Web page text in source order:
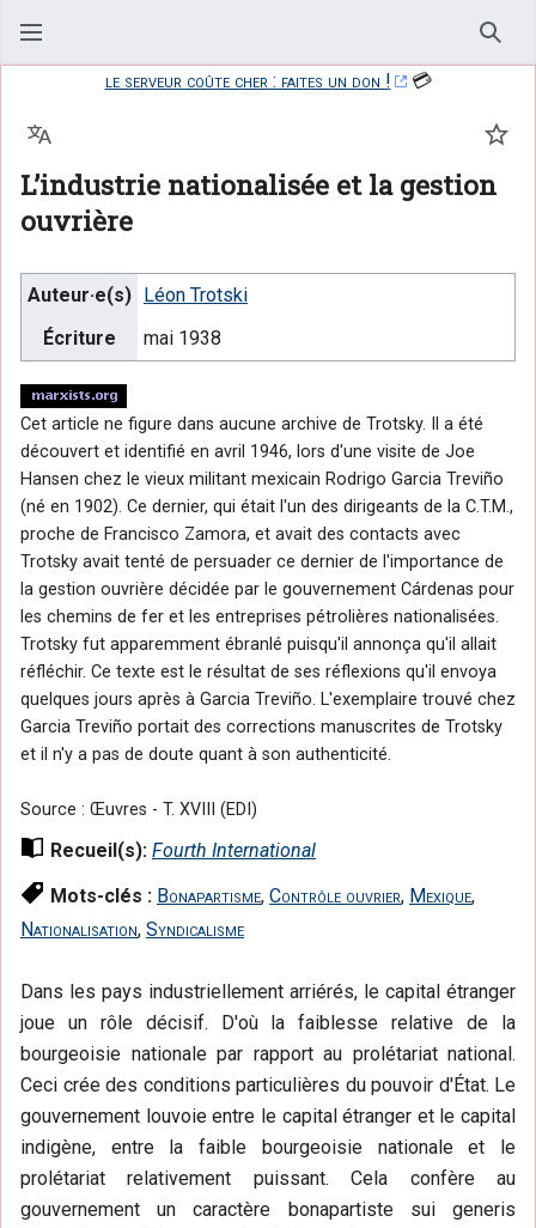
le serveur coûte cher : faites un don !
💳
L’industrie nationalisée et la gestion
ouvrière
Langue
Auteur·e(s)
Léon Trotski
Écriture
mai 1938
Cet article ne figure dans aucune archive de Trotsky. Il a été
découvert et identifié en avril 1946, lors d'une visite de Joe
Hansen chez le vieux militant mexicain Rodrigo Garcia Treviño
(né en 1902). Ce dernier, qui était l'un des dirigeants de la C.T.M.,
proche de Francisco Zamora, et avait des contacts avec
Trotsky avait tenté de persuader ce dernier de l'importance de
la gestion ouvrière décidée par le gouvernement Cárdenas pour
les chemins de fer et les entreprises pétrolières nationalisées.
Trotsky fut apparemment ébranlé puisqu'il annonça qu'il allait
réfléchir. Ce texte est le résultat de ses réflexions qu'il envoya
quelques jours après à Garcia Treviño. L'exemplaire trouvé chez
Garcia Treviño portait des corrections manuscrites de Trotsky
et il n'y a pas de doute quant à son authenticité.
Source : Œuvres - T. XVIII (EDI)
Recueil(s): Fourth International
Mots-clés : Bonapartisme, Contrôle ouvrier, Mexique,
Nationalisation, Syndicalisme
Dans les pays industriellement arriérés, le capital étranger
joue un rôle décisif. D'où la faiblesse relative de la
bourgeoisie nationale par rapport au prolétariat national.
Ceci crée des conditions particulières du pouvoir d'État. Le
gouvernement louvoie entre le capital étranger et le capital
indigène, entre la faible bourgeoisie nationale et le
prolétariat relativement puissant. Cela confère au
gouvernement un caractère bonapartiste sui generis